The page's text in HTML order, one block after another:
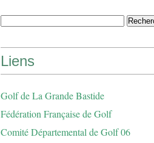
Liens
Golf de La Grande Bastide
Fédération Française de Golf
Comité Départemental de Golf 06